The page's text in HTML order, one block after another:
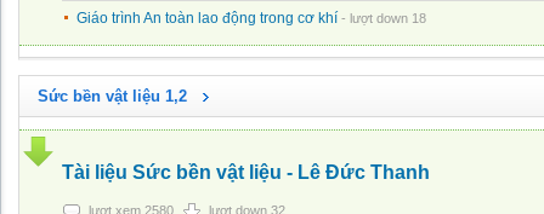
Giáo trình An toàn lao động trong cơ khí - lượt down 18
Sức bền vật liệu 1,2
Tài liệu Sức bền vật liệu - Lê Đức Thanh
lượt xem 2580 lượt down 32